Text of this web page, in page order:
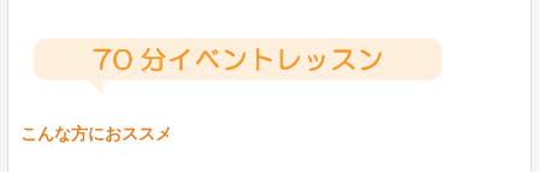
こんな方におススメ